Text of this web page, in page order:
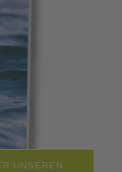
UNSEREN